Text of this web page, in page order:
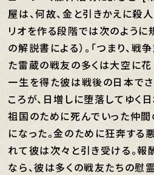
屋は、何故、金と引きかえに殺
リオを作る段階では次のように
の解説書による）。「つまり、戦
た雷蔵の戦友の多くは大空に花
一生を得た彼は戦後の日本でさ
ころが、日増しに堕落してゆく
祖国のために死んでいった仲間
になった。金のために狂奔する
れて彼は次々と引き受ける。報
なら、彼は多くの戦友たちの慰